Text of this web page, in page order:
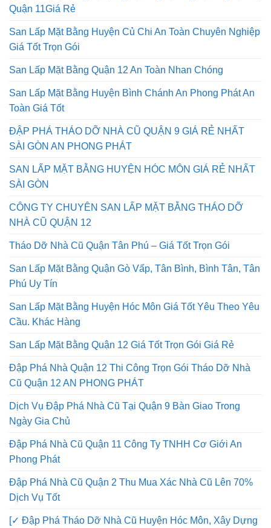
Quận 11Giá Rẻ
San Lấp Mặt Bằng Huyện Củ Chi An Toàn Chuyên Nghiệp
Giá Tốt Trọn Gói
San Lấp Mặt Bằng Quận 12 An Toàn Nhan Chóng
San Lấp Mặt Bằng Huyện Bình Chánh An Phong Phát An
Toàn Giá Tốt
ĐẬP PHÁ THÁO DỠ NHÀ CŨ QUẬN 9 GIÁ RẺ NHẤT
SÀI GÒN AN PHONG PHÁT
SAN LẤP MẶT BẰNG HUYỆN HÓC MÔN GIÁ RẺ NHẤT
SÀI GÒN
CÔNG TY CHUYÊN SAN LẤP MẶT BẰNG THÁO DỠ
NHÀ CŨ QUẬN 12
Tháo Dỡ Nhà Cũ Quận Tân Phú – Giá Tốt Trọn Gói
San Lấp Mặt Bằng Quận Gò Vấp, Tân Bình, Bình Tân, Tân
Phú Uy Tín
San Lấp Mặt Bằng Huyện Hóc Môn Giá Tốt Yêu Theo Yêu
Cầu. Khác Hàng
San Lấp Mặt Bằng Quận 12 Giá Tốt Trọn Gói Giá Rẻ
Đập Phá Nhà Quận 12 Thi Công Trọn Gói Tháo Dỡ Nhà
Cũ Quận 12 AN PHONG PHÁT
Dịch Vụ Đập Phá Nhà Cũ Tại Quận 9 Bàn Giao Trong
Ngày Gia Chủ
Đập Phá Nhà Cũ Quận 11 Công Ty TNHH Cơ Giới An
Phong Phát
Đập Phá Nhà Cũ Quận 2 Thu Mua Xác Nhà Cũ Lên 70%
Dịch Vụ Tốt
[✓ Đập Phá Tháo Dỡ Nhà Cũ Huyện Hóc Môn, Xây Dựng